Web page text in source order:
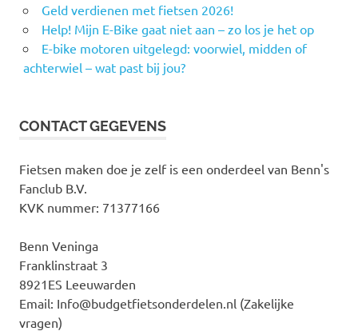
Geld verdienen met fietsen 2026!
Help! Mijn E-Bike gaat niet aan – zo los je het op
E-bike motoren uitgelegd: voorwiel, midden of
achterwiel – wat past bij jou?
CONTACT GEGEVENS
Fietsen maken doe je zelf is een onderdeel van Benn's
Fanclub B.V.
KVK nummer: 71377166
Benn Veninga
Franklinstraat 3
8921ES Leeuwarden
Email: Info@budgetfietsonderdelen.nl (Zakelijke
vragen)